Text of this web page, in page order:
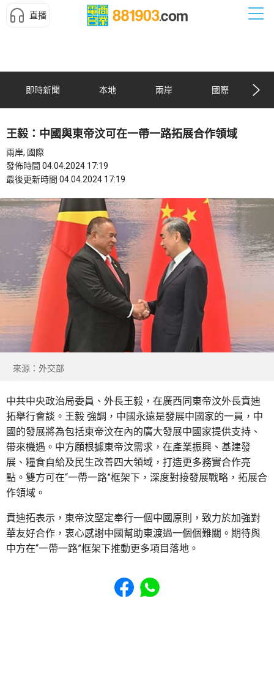
直播
即時新聞 本地 兩岸 國際
王毅：中國與東帝汶可在一帶一路拓展合作領域
兩岸, 國際
發佈時間 04.04.2024 17:19
最後更新時間 04.04.2024 17:19
來源：外交部
中共中央政治局委員、外長王毅，在廣西同東帝汶外長賁迪
拓舉行會談。王毅 強調，中國永遠是發展中國家的一員，中
國的發展將為包括東帝汶在內的廣大發展中國家提供支持、
帶來機遇。中方願根據東帝汶需求，在產業振興、基建發
展、糧食自給及民生改善四大領域，打造更多務實合作亮
點。雙方可在“一帶一路”框架下，深度對接發展戰略，拓展合
作領域。
賁迪拓表示，東帝汶堅定奉行一個中國原則，致力於加強對
華友好合作，衷心感謝中國幫助東渡過一個個難關。期待與
中方在“一帶一路”框架下推動更多項目落地。
Share to Facebook
Share to WhatsApp